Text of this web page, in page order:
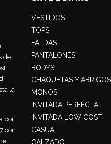
de
la
por
con
VESTIDOS
TOPS
FALDAS
PANTALONES
BODYS
CHAQUETAS Y ABRIGOS
MONOS
INVITADA PERFECTA
INVITADA LOW COST
CASUAL
CALZADO